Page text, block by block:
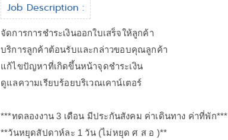
Job Description :
จัดการการชำระเงินออกใบเสร็จให้ลูกค้า
บริการลูกค้าต้อนรับและกล่าวขอบคุณลูกค้า
แก้ไขปัญหาที่เกิดขึ้นหน้าจุดชำระเงิน
ดูแลความเรียบร้อยบริเวณเคาน์เตอร์
***ทดลองงาน​ 3 เดือน มีประกันสังคม​ ค่าเดินทาง ค่าที่พัก***
**วันหยุดสัปดาห์ละ 1 วัน (ไม่หยุด ศ ส อ )**